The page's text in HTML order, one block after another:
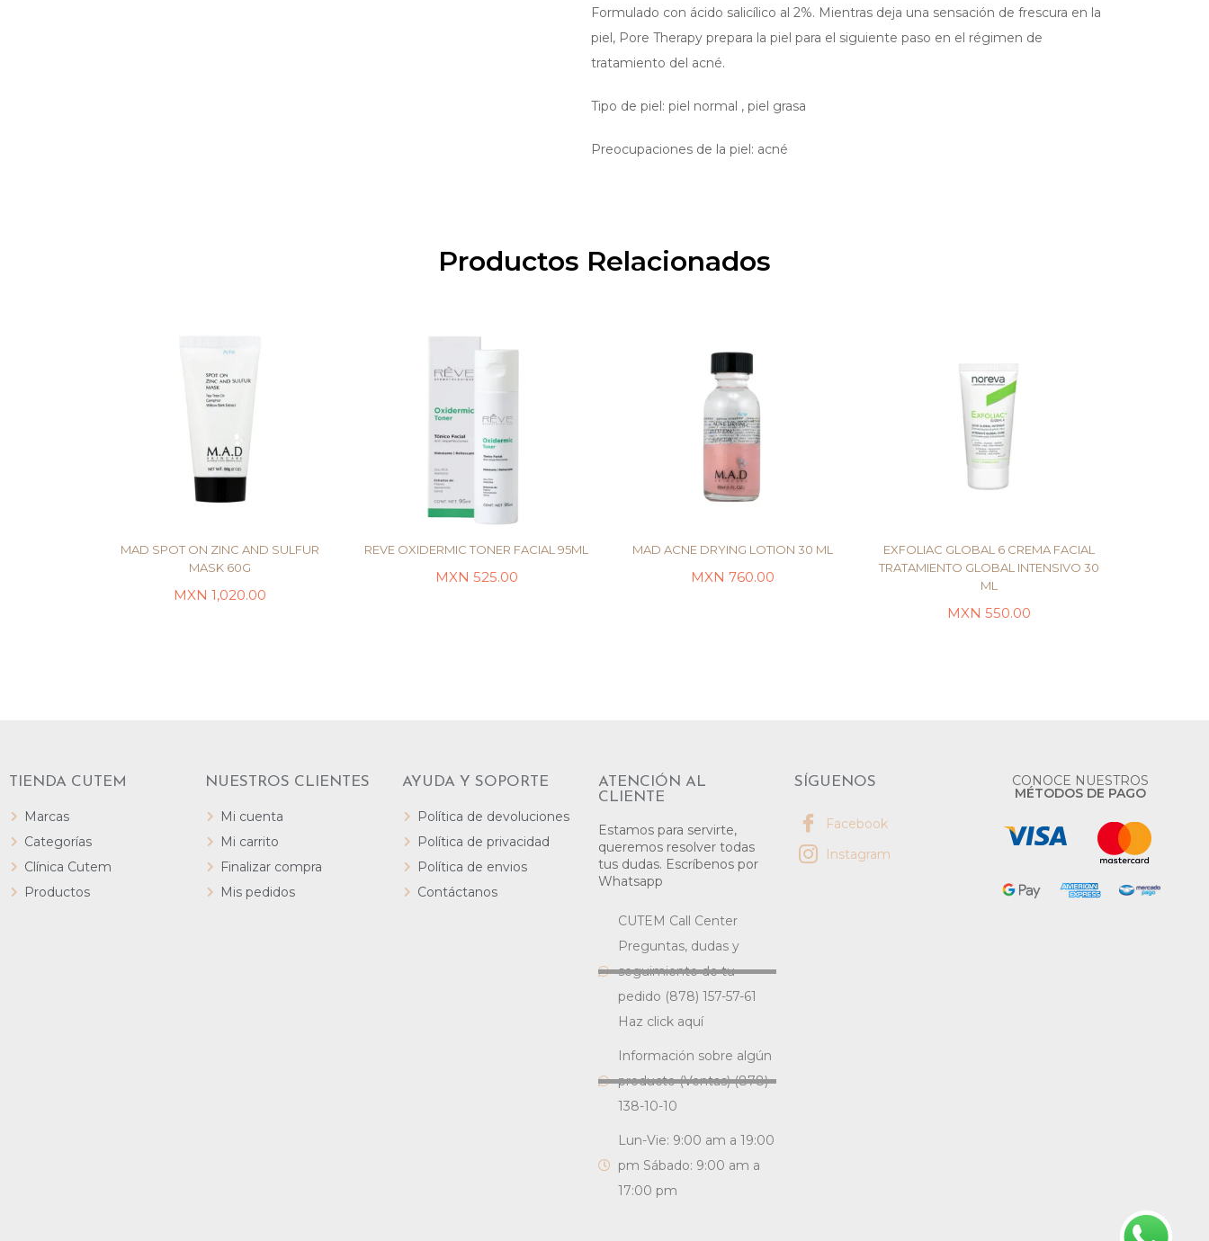
Formulado con ácido salicílico al 2%. Mientras deja una sensación de frescura en la
piel, Pore Therapy prepara la piel para el siguiente paso en el régimen de
tratamiento del acné.
Tipo de piel: piel normal , piel grasa
Preocupaciones de la piel: acné
Productos Relacionados
LEER MÁS
EXFOLIAC GLOBAL 6 CREMA FACIAL
TRATAMIENTO GLOBAL INTENSIVO 30
ML
550.00
MAD ACNE DRYING LOTION 30 ML
760.00
REVE OXIDERMIC TONER FACIAL 95ML
525.00
MAD SPOT ON ZINC AND SULFUR
MASK 60G
1,020.00
TIENDA CUTEM
Marcas
Categorías
Clínica Cutem
Productos
NUESTROS CLIENTES
Mi cuenta
Mi carrito
Finalizar compra
Mis pedidos
AYUDA Y SOPORTE
Política de devoluciones
Política de privacidad
Política de envios
Contáctanos
ATENCIÓN AL
CLIENTE
Estamos para servirte,
queremos resolver todas
tus dudas. Escríbenos por
Whatsapp
CUTEM Call Center
Preguntas, dudas y
seguimiento de tu
pedido (878) 157-57-61
Haz click aquí
Información sobre algún
producto (Ventas) (878)
138-10-10
Lun-Vie: 9:00 am a 19:00
pm Sábado: 9:00 am a
17:00 pm
SÍGUENOS
Facebook
Instagram
CONOCE NUESTROS
MÉTODOS DE PAGO